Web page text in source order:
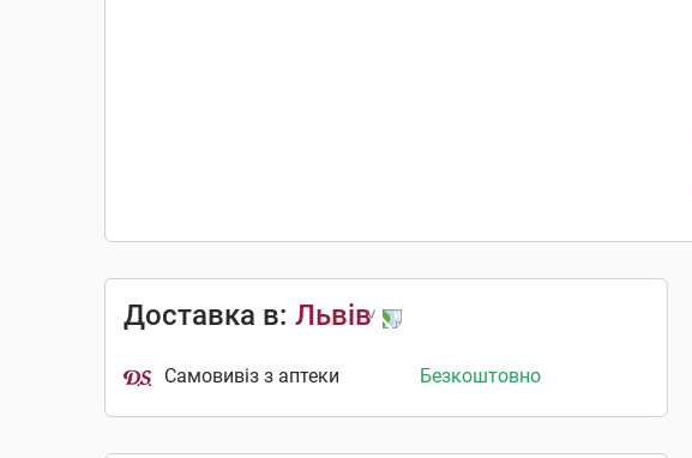
Доставка в: Львів
Самовивіз з аптеки Безкоштовно